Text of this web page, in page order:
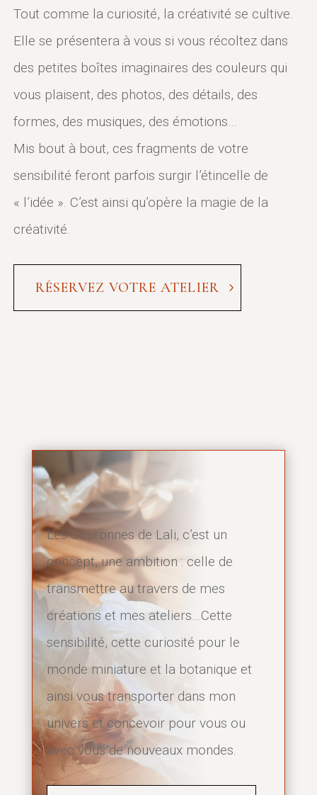
Tout comme la curiosité, la créativité se cultive.
Elle se présentera à vous si vous récoltez dans
des petites boîtes imaginaires des couleurs qui
vous plaisent, des photos, des détails, des
formes, des musiques, des émotions…
Mis bout à bout, ces fragments de votre
sensibilité feront parfois surgir l’étincelle de
« l’idée ». C’est ainsi qu’opère la magie de la
créativité.
RÉSERVEZ VOTRE ATELIER
Les Couronnes de Lali, c’est un
concept, une ambition : celle de
transmettre au travers de mes
créations et mes ateliers…Cette
sensibilité, cette curiosité pour le
monde miniature et la botanique et
ainsi vous transporter dans mon
univers et concevoir pour vous ou
avec vous de nouveaux mondes.